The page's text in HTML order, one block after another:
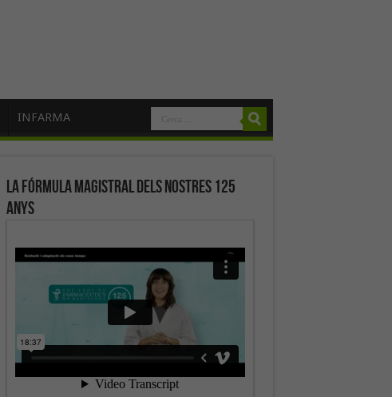
INFARMA
La fórmula magistral dels nostres 125
anys